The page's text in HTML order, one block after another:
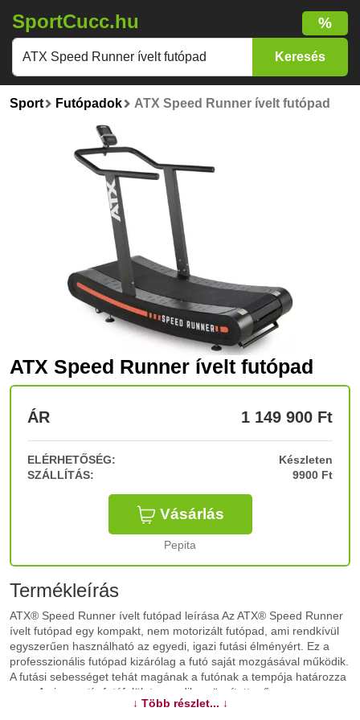
SportCucc.hu %
Sport Futópadok ATX Speed Runner ívelt futópad
ATX Speed Runner ívelt futópad
ÁR 1 149 900 Ft
ELÉRHETŐSÉG:
Készleten
SZÁLLÍTÁS:
9900 Ft
Vásárlás
Pepita
Termékleírás
ATX® Speed Runner ívelt futópad leírása Az ATX® Speed Runner
ívelt futópad egy kompakt, nem motorizált futópad, ami rendkívül
egyszerűen használható az egyedi, igazi futási élményért. Ez a
professzionális futópad kizárólag a futó saját mozgásával működik.
A futási sebességet tehát magának a futónak a tempója határozza
meg. Az innovatív futófelület egyedileg rögzített műanyag
lamellákból áll, amelyek homorú futófelületet alkotnak. Az
↓ Több részlet... ↓